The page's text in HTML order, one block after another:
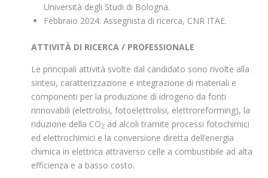
Università degli Studi di Bologna.
Febbraio 2024: Assegnista di ricerca, CNR ITAE.
ATTIVITÀ DI RICERCA / PROFESSIONALE
Le principali attività svolte dal candidato sono rivolte alla
sintesi, caratterizzazione e integrazione di materiali e
componenti per la produzione di idrogeno da fonti
rinnovabili (elettrolisi, fotoelettrolisi, elettroreforming), la
riduzione della CO2 ad alcoli tramite processi fotochimici
ed elettrochimici e la conversione diretta dell’energia
chimica in elettrica attraverso celle a combustibile ad alta
efficienza e a basso costo.